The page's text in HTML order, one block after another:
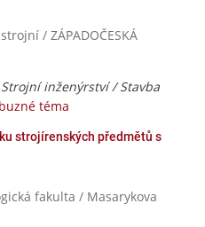
/ ZÁPADOČESKÁ
Strojní inženýrství / Stavba
téma
strojírenských předmětů s
fakulta / Masarykova